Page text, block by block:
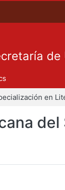
de
del